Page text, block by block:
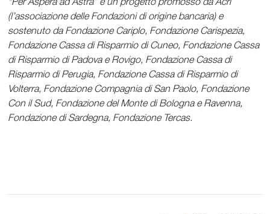
(l’associazione delle Fondazioni di origine bancaria) e
sostenuto da Fondazione Cariplo, Fondazione Carispezia,
Fondazione Cassa di Risparmio di Cuneo, Fondazione Cassa
di Risparmio di Padova e Rovigo, Fondazione Cassa di
Risparmio di Perugia, Fondazione Cassa di Risparmio di
Volterra, Fondazione Compagnia di San Paolo, Fondazione
Con il Sud, Fondazione del Monte di Bologna e Ravenna,
Fondazione di Sardegna, Fondazione Tercas.